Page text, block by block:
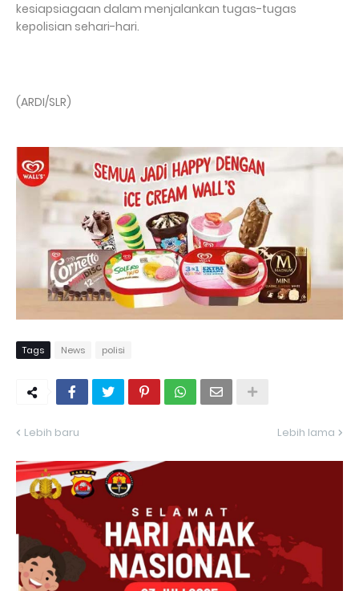
kesiapsiagaan dalam menjalankan tugas-tugas
kepolisian sehari-hari.
(ARDI/SLR)
Tags News polisi
Lebih baru Lebih lama